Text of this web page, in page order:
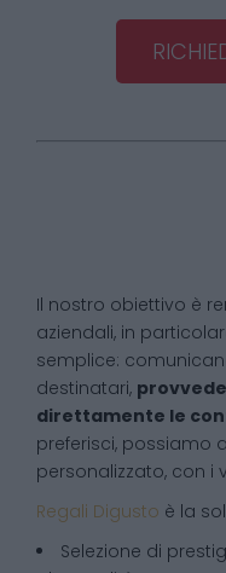
Il nostro obiettivo è
aziendali, in
semplice:
destinatari,
direttamente le
preferisci, possiamo
personalizzato, con i
Regali Digusto è la
Selezione di